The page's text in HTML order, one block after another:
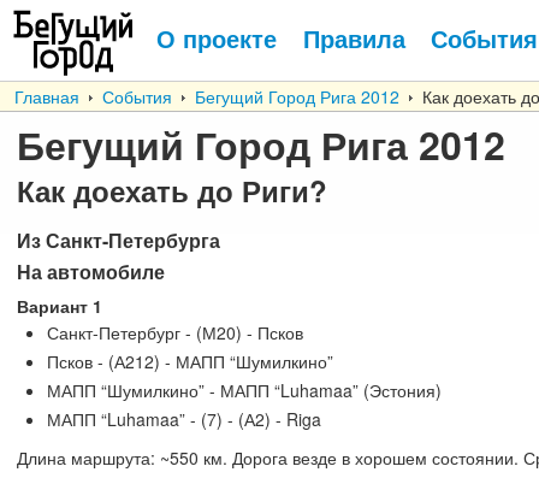
О проекте Правила События
Главная События Бегущий Город Рига 2012 Как доехать
Бегущий Город Рига 2012
Как доехать до Риги?
Из Санкт-Петербурга
На автомобиле
Вариант 1
Санкт-Петербург - (М20) - Псков
Псков - (А212) - МАПП “Шумилкино”
МАПП “Шумилкино” - МАПП “Luhamaa” (Эстония)
МАПП “Luhamaa” - (7) - (А2) - Riga
Длина маршрута: ~550 км. Дорога везде в хорошем состоянии.